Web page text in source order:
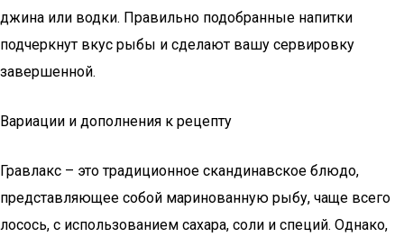
джина или водки. Правильно подобранные напитки
подчеркнут вкус рыбы и сделают вашу сервировку
завершенной.
Вариации и дополнения к рецепту
Гравлакс – это традиционное скандинавское блюдо,
представляющее собой маринованную рыбу, чаще всего
лосось, с использованием сахара, соли и специй. Однако,